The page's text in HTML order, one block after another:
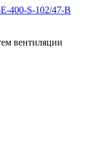
вентиляции